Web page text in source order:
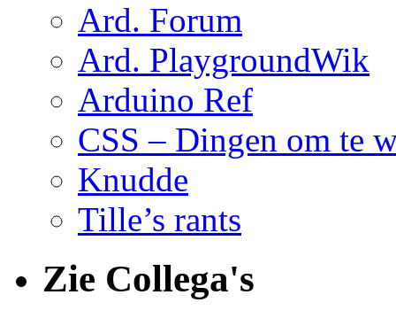
Ard. Forum
Ard. PlaygroundWik
Arduino Ref
CSS – Dingen om te
Knudde
Tille’s rants
Zie Collega's